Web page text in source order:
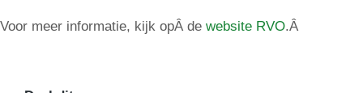
Voor meer informatie, kijk opÂ de website RVO.Â